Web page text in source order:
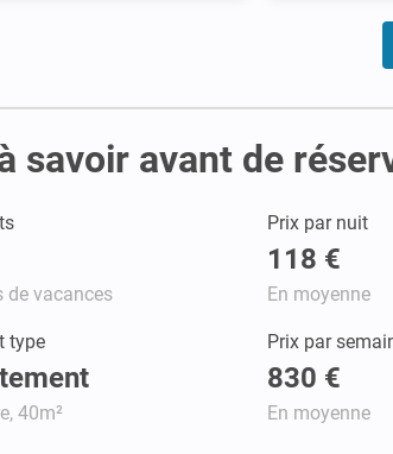
savoir avant de
de vacances
Prix par nuit
118 €
En moyenne
type
40m²
Prix par
830 €
En moyenne